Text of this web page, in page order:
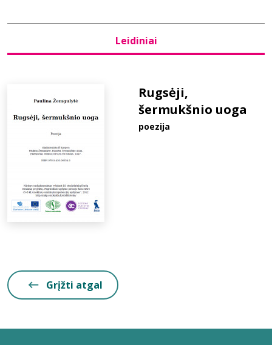
Naujienos
Bibliotekoms
Leidiniai
Rugsėji,
šermukšnio uoga
poezija
Grįžti atgal